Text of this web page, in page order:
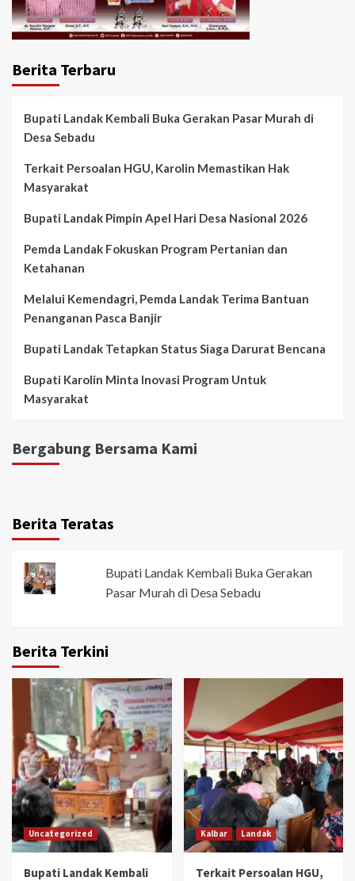
Berita Terbaru
Bupati Landak Kembali Buka Gerakan Pasar Murah di
Desa Sebadu
Terkait Persoalan HGU, Karolin Memastikan Hak
Masyarakat
Bupati Landak Pimpin Apel Hari Desa Nasional 2026
Pemda Landak Fokuskan Program Pertanian dan
Ketahanan
Melalui Kemendagri, Pemda Landak Terima Bantuan
Penanganan Pasca Banjir
Bupati Landak Tetapkan Status Siaga Darurat Bencana
Bupati Karolin Minta Inovasi Program Untuk
Masyarakat
Bergabung Bersama Kami
Berita Teratas
Bupati Landak Kembali Buka Gerakan
Pasar Murah di Desa Sebadu
Berita Terkini
Uncategorized
Bupati Landak Kembali
Kalbar Landak
Terkait Persoalan HGU,